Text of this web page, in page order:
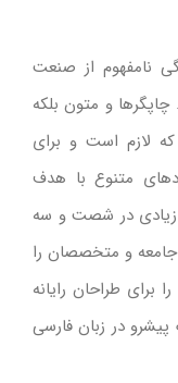
نامفهوم از صنعت
و متون بلکه
لازم است و برای
متنوع با هدف
زیادی در شصت و سه
و متخصصان را
برای طراحان رایانه
در زبان فارسی